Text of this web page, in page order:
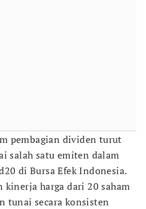
pembagian dividen turut
salah satu emiten dalam
di Bursa Efek Indonesia.
harga dari 20 saham
tunai secara konsisten